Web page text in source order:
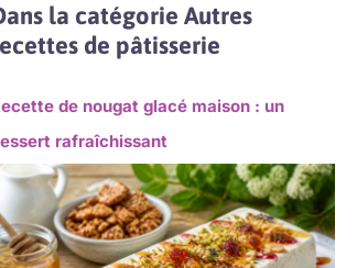
la catégorie Autres
de pâtisserie
de nougat glacé maison : un
rafraîchissant